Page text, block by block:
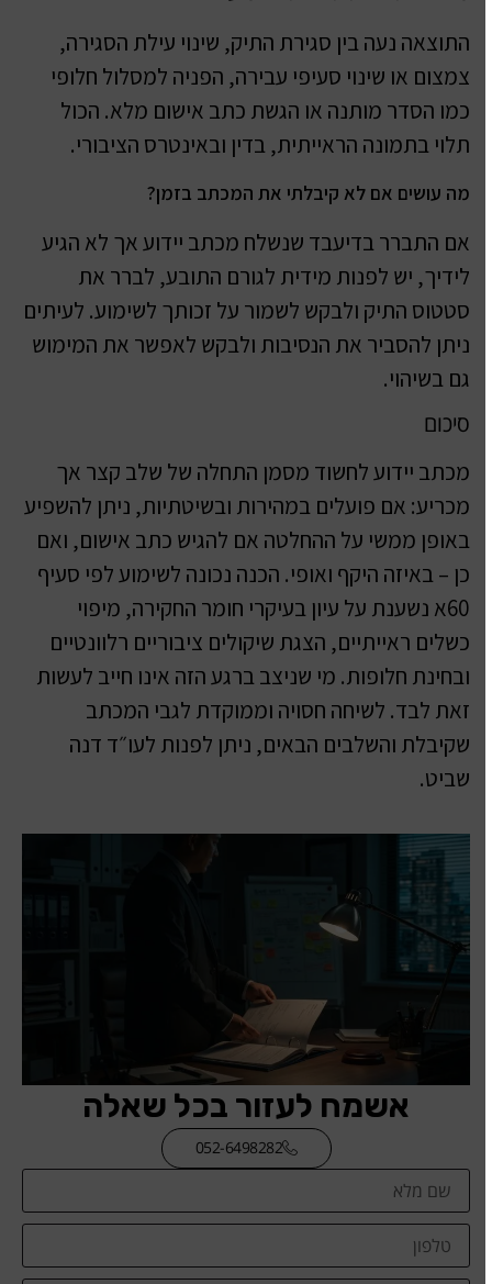
התוצאה נעה בין סגירת התיק, שינוי עילת הסגירה,
צמצום או שינוי סעיפי עבירה, הפניה למסלול חלופי
כמו הסדר מותנה או הגשת כתב אישום מלא. הכול
תלוי בתמונה הראייתית, בדין ובאינטרס הציבורי.
מה עושים אם לא קיבלתי את המכתב בזמן?
אם התברר בדיעבד שנשלח מכתב יידוע אך לא הגיע
לידיך, יש לפנות מידית לגורם התובע, לברר את
סטטוס התיק ולבקש לשמור על זכותך לשימוע. לעיתים
ניתן להסביר את הנסיבות ולבקש לאפשר את המימוש
גם בשיהוי.
סיכום
מכתב יידוע לחשוד מסמן התחלה של שלב קצר אך
מכריע: אם פועלים במהירות ובשיטתיות, ניתן להשפיע
באופן ממשי על ההחלטה אם להגיש כתב אישום, ואם
כן – באיזה היקף ואופי. הכנה נכונה לשימוע לפי סעיף
60א נשענת על עיון בעיקרי חומר החקירה, מיפוי
כשלים ראייתיים, הצגת שיקולים ציבוריים רלוונטיים
ובחינת חלופות. מי שניצב ברגע הזה אינו חייב לעשות
זאת לבד. לשיחה חסויה וממוקדת לגבי המכתב
שקיבלת והשלבים הבאים, ניתן לפנות לעו״ד דנה
שביט.
אשמח לעזור בכל שאלה
052-6498282